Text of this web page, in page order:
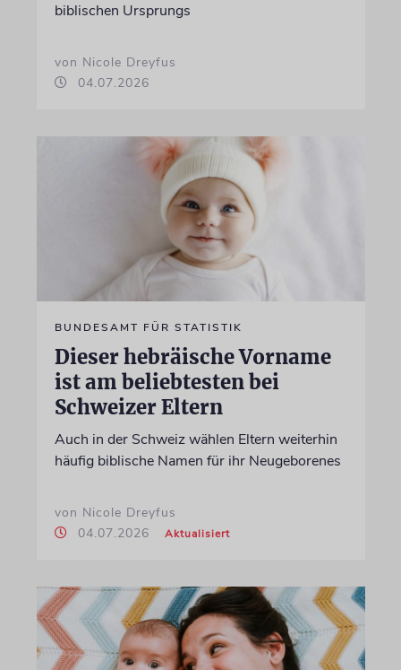
biblischen Ursprungs
von Nicole Dreyfus
04.07.2026
BUNDESAMT FÜR STATISTIK
Dieser hebräische Vorname
ist am beliebtesten bei
Schweizer Eltern
Auch in der Schweiz wählen Eltern weiterhin
häufig biblische Namen für ihr Neugeborenes
von Nicole Dreyfus
04.07.2026
Aktualisiert